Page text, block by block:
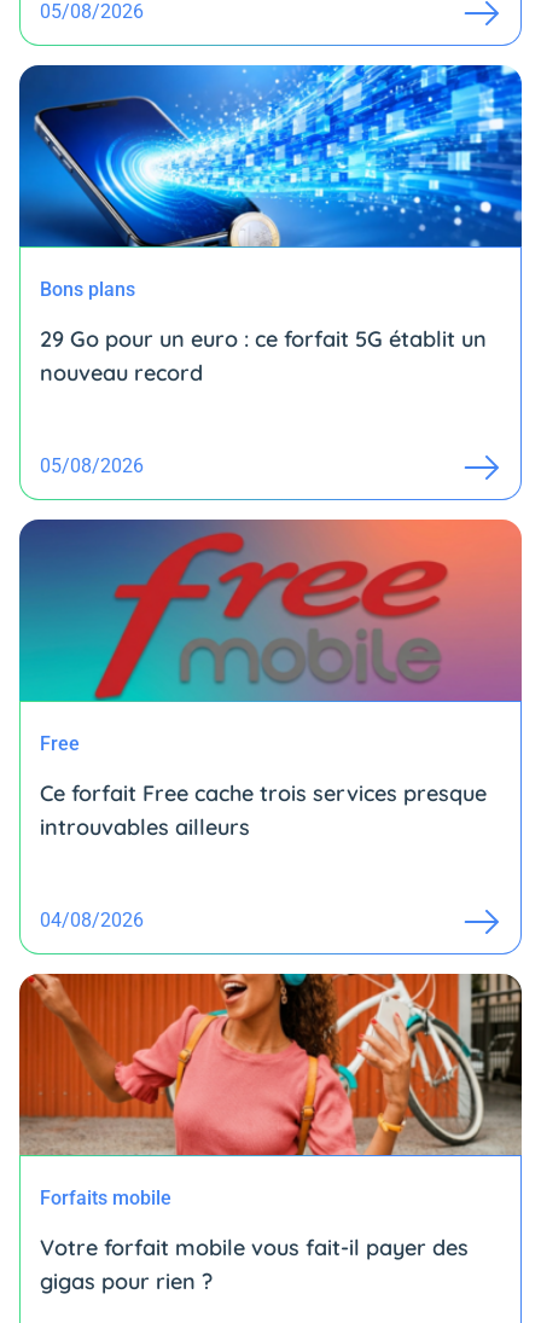
05/08/2026
Bons plans
29 Go pour un euro : ce forfait 5G établit un
nouveau record
05/08/2026
Free
Ce forfait Free cache trois services presque
introuvables ailleurs
04/08/2026
Forfaits mobile
Votre forfait mobile vous fait-il payer des
gigas pour rien ?